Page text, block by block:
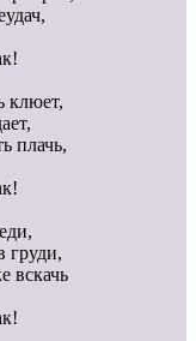
клюет,
плачь,
груди,
вскачь